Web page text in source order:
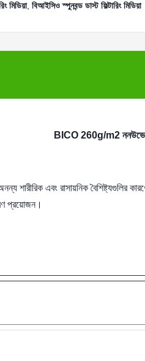
মিডিয়া, বিআইসিও স্পুনবন্ড ডাস্ট ফিল্টারিং মিডিয়া
BICO 260g/m2 ননউভেন
শারীরিক এবং রাসায়নিক বৈশিষ্ট্যগুলির
প্রয়োজন।